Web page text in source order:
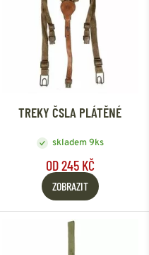
TREKY ČSLA PLÁTĚNÉ
skladem 9ks
OD 245 KČ
ZOBRAZIT